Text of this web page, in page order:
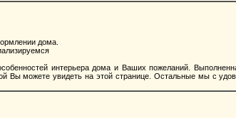
дома.
интерьера дома и Ваших пожеланий.
Вы можете увидеть на этой странице. Остальные мы с